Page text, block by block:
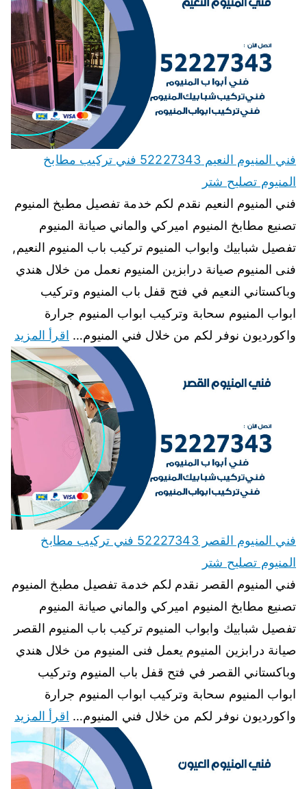
فني المنيوم النعيم 52227343 فني تركيب مطابخ
المنيوم تصليح شتر
فني المنيوم النعيم نقدم لكم خدمة تفصيل مطبخ المنيوم
تصنيع مطابخ المنيوم اميركي والماني صيانة المنيوم
تفصيل شبابيك وابواب المنيوم تركيب باب المنيوم النعيم,
فنى المنيوم صيانة درابزين المنيوم نعمل من خلال هندي
وباكستاني النعيم في فتح قفل باب المنيوم وتركيب
ابواب المنيوم سحابة وتركيب ابواب المنيوم جرارة
واكورديون نوفر لكم من خلال فني المنيوم… اقرأ المزيد
فني المنيوم القصر 52227343 فني تركيب مطابخ
المنيوم تصليح شتر
فني المنيوم القصر نقدم لكم خدمة تفصيل مطبخ المنيوم
تصنيع مطابخ المنيوم اميركي والماني صيانة المنيوم
تفصيل شبابيك وابواب المنيوم تركيب باب المنيوم القصر
صيانة درابزين المنيوم يعمل فنى المنيوم من خلال هندي
وباكستاني القصر في فتح قفل باب المنيوم وتركيب
ابواب المنيوم سحابة وتركيب ابواب المنيوم جرارة
واكورديون نوفر لكم من خلال فني المنيوم… اقرأ المزيد